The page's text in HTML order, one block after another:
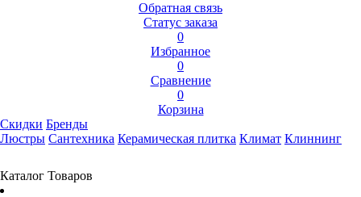
Обратная связь
Статус заказа
0
Избранное
0
Сравнение
0
Корзина
Скидки Бренды
Люстры Сантехника Керамическая плитка Климат Клиннинг
Каталог Товаров